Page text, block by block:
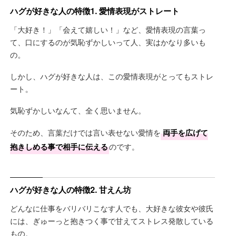
ハグが好きな人の特徴1. 愛情表現がストレート
「大好き！」「会えて嬉しい！」など、愛情表現の言葉っ
て、口にするのが気恥ずかしいって人、実はかなり多いも
の。
しかし、ハグが好きな人は、この愛情表現がとってもストレ
ート。
気恥ずかしいなんて、全く思いません。
そのため、言葉だけでは言い表せない愛情を 両手を広げて
抱きしめる事で相手に伝えるのです。
ハグが好きな人の特徴2. 甘えん坊
どんなに仕事をバリバリこなす人でも、大好きな彼女や彼氏
には、ぎゅーっと抱きつく事で甘えてストレス発散している
もの。